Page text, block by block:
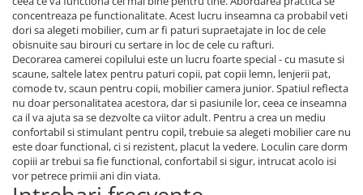
concentreaza pe functionalitate. Acest lucru inseamna ca probabil veti
dori sa alegeti mobilier, cum ar fi paturi supraetajate in loc de cele
obisnuite sau birouri cu sertare in loc de cele cu rafturi.
Decorarea camerei copilului este un lucru foarte special - cu masute si
scaune, saltele latex pentru paturi copii, pat copii lemn, lenjerii pat,
comode tv, scaun pentru copii, mobilier camera junior. Spatiul reflecta
nu doar personalitatea acestora, dar si pasiunile lor, ceea ce inseamna
ca il va ajuta sa se dezvolte ca viitor adult. Pentru a crea un mediu
confortabil si stimulant pentru copil, trebuie sa alegeti mobilier care nu
este doar functional, ci si rezistent, placut la vedere. Loculin care dorm
copiii ar trebui sa fie functional, confortabil si sigur, intrucat acolo isi
vor petrece primii ani din viata.